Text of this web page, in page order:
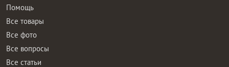
Все вопросы
Все статьи
Все тэги
Правила общения
Пользовательское соглашение